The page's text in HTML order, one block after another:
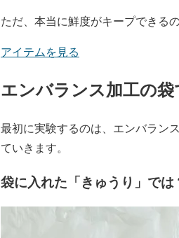
ただ、本当に鮮度がキープできる
アイテムを見る
エンバランス加工の
最初に実験するのは、エンバラン
ていきます。
袋に入れた「きゅうり」では